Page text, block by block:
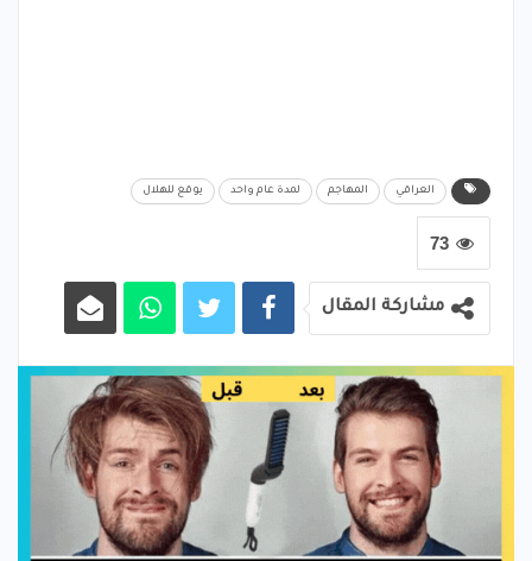
العراقي المهاجم لمدة عام واحد يوقع للهلال
73
مشاركة المقال